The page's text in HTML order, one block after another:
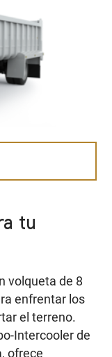
tu
volqueta de 8
enfrentar los
el terreno.
Intercooler de
ofrece